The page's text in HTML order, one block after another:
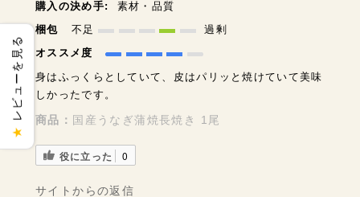
購入の決め手:
素材・品質
梱包
不足
過剰
オススメ度
身はふっくらとしていて、皮はパリッと焼けていて美味
しかったです。
商品： 国産うなぎ蒲焼長焼き 1尾
役に立った 0
サイトからの返信
★
レビューを見る